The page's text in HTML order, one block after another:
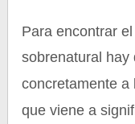
Para encontrar
sobrenatural hay
concretamente
que viene a